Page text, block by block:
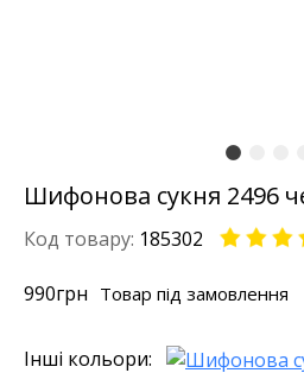
Шифонова сукня 2496
Код товару: 185302
990грн Товар під замовлення
Інші кольори: